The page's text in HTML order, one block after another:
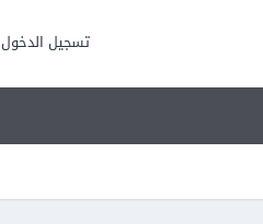
تسجيل الدخول